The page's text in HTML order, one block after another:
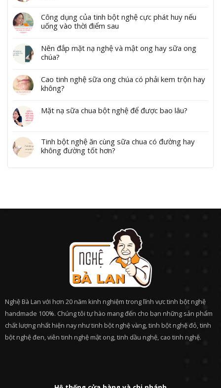
Công dụng của tinh bột nghệ cực phát huy nếu
uống vào thời điểm sau
Nên đắp mặt nạ nghệ và mật ong hay sữa ong
chúa?
Cao tinh nghệ sữa ong chúa có phải kem trộn hay
không?
Mặt nạ sữa chua bột nghệ để được bao lâu?
Tinh bột nghệ ăn cùng sữa chua có đường hay
không đường tốt hơn?
Nghệ Bà Lan với hơn 20 năm kinh nghiệm trong lĩnh vực tinh bột nghệ
handmade 100%. Chúng tôi tự hào mang đến cho bạn những sản phẩm
chất lượng nhất hiện nay như tinh bột nghệ vàng, tinh bột nghệ đỏ, tinh
bột nghệ đen, viên tinh nghệ mật ong, tinh dầu nghệ, cao tinh nghệ.